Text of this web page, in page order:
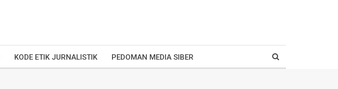
KODE ETIK JURNALISTIK PEDOMAN MEDIA SIBER